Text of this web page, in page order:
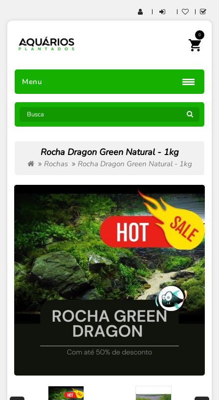
0
Menu
Rocha Dragon Green Natural - 1kg
Rochas Rocha Dragon Green Natural - 1kg